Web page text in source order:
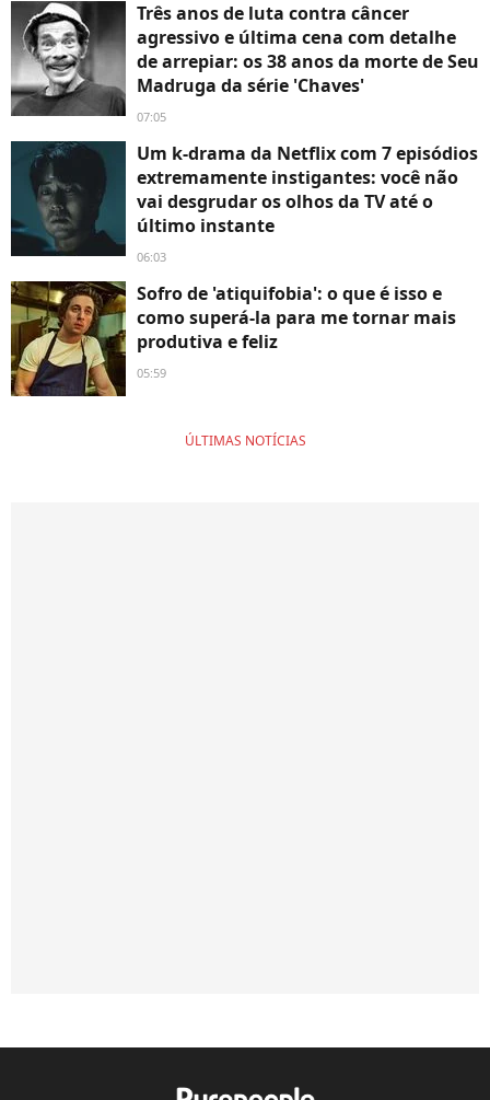
Três anos de luta contra câncer
agressivo e última cena com detalhe
de arrepiar: os 38 anos da morte de Seu
Madruga da série 'Chaves'
07:05
Um k-drama da Netflix com 7 episódios
extremamente instigantes: você não
vai desgrudar os olhos da TV até o
último instante
06:03
Sofro de 'atiquifobia': o que é isso e
como superá-la para me tornar mais
produtiva e feliz
05:59
ÚLTIMAS NOTÍCIAS